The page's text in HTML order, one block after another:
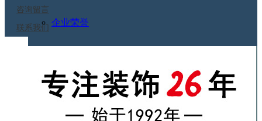
企业荣誉
经理致辞
发展历程
咨询留言
联系我们